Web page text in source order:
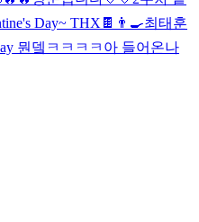
Day~ THX🍫👨‍🍳최태훈
뭔뎈ㅋㅋㅋㅋ 아 들어온나